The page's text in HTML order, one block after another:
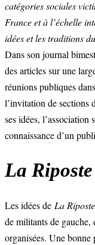
catégories sociales
France et à l’échelle
idées et les traditions
Dans son journal
des articles sur une
réunions publiques
l’invitation de sections
ses idées, l’association
connaissance d’un
La Riposte
Les idées de La Riposte
de militants de gauche,
organisées. Une bonne